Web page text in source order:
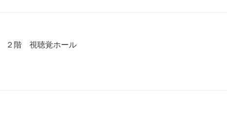
階 視聴覚ホール